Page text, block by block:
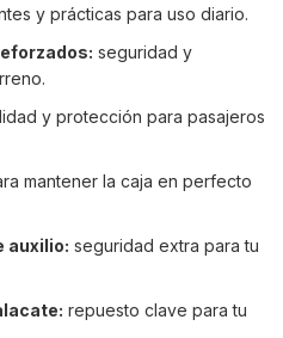
y prácticas para uso diario.
seguridad y
y protección para pasajeros
mantener la caja en perfecto
auxilio: seguridad extra para tu
repuesto clave para tu